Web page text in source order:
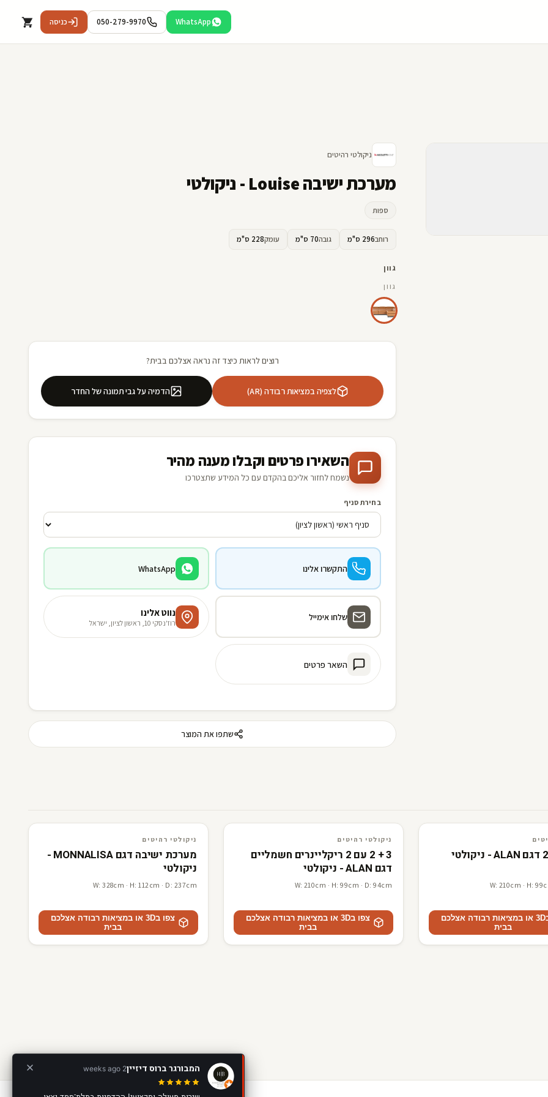
WhatsApp
050-279-9970 כניסה
ניקולטי רהיטים
מערכת ישיבה Louise - ניקולטי
ספות
רוחב296 ס"מ גובה70 ס"מ עומק228 ס"מ
גוון
גוון
רוצים לראות כיצד זה נראה אצלכם בבית?
לצפיה במציאות רבודה (AR) הדמיה על גבי תמונה של החדר
השאירו פרטים וקבלו מענה מהיר
נשמח לחזור אליכם בהקדם עם כל המידע שתצטרכו
בחירת סניף
התקשרו אלינו WhatsApp
שלחו אימייל נווט אלינו
רוז'נסקי 10, ראשון לציון, ישראל
השאר פרטים
שתפו את המוצר
W: 210cm · H:
צפו ב3D או במציאות רבודה אצלכם
בבית
3D · AR
ניקולטי רהיטים
ניקולטי רהיטים
3 + 2 עם 2 ריקליינרים חשמליים
דגם ALAN - ניקולטי
W: 210cm · H: 99cm · D: 94cm
צפו ב3D או במציאות רבודה אצלכם
בבית
3D · AR
ניקולטי רהיטים
ניקולטי רהיטים
מערכת ישיבה דגם MONNALISA -
ניקולטי
W: 328cm · H: 112cm · D: 237cm
צפו ב3D או במציאות רבודה אצלכם
בבית
המבורגר ברוס דיזיין2 weeks ago